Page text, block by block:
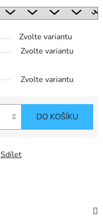
Zvolte variantu
Zvolte variantu
Zvolte variantu
DO KOŠÍKU
Sdílet